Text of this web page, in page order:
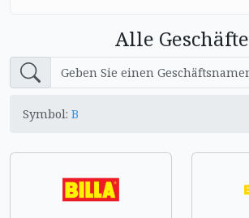
Alle Geschäfte
Symbol: B